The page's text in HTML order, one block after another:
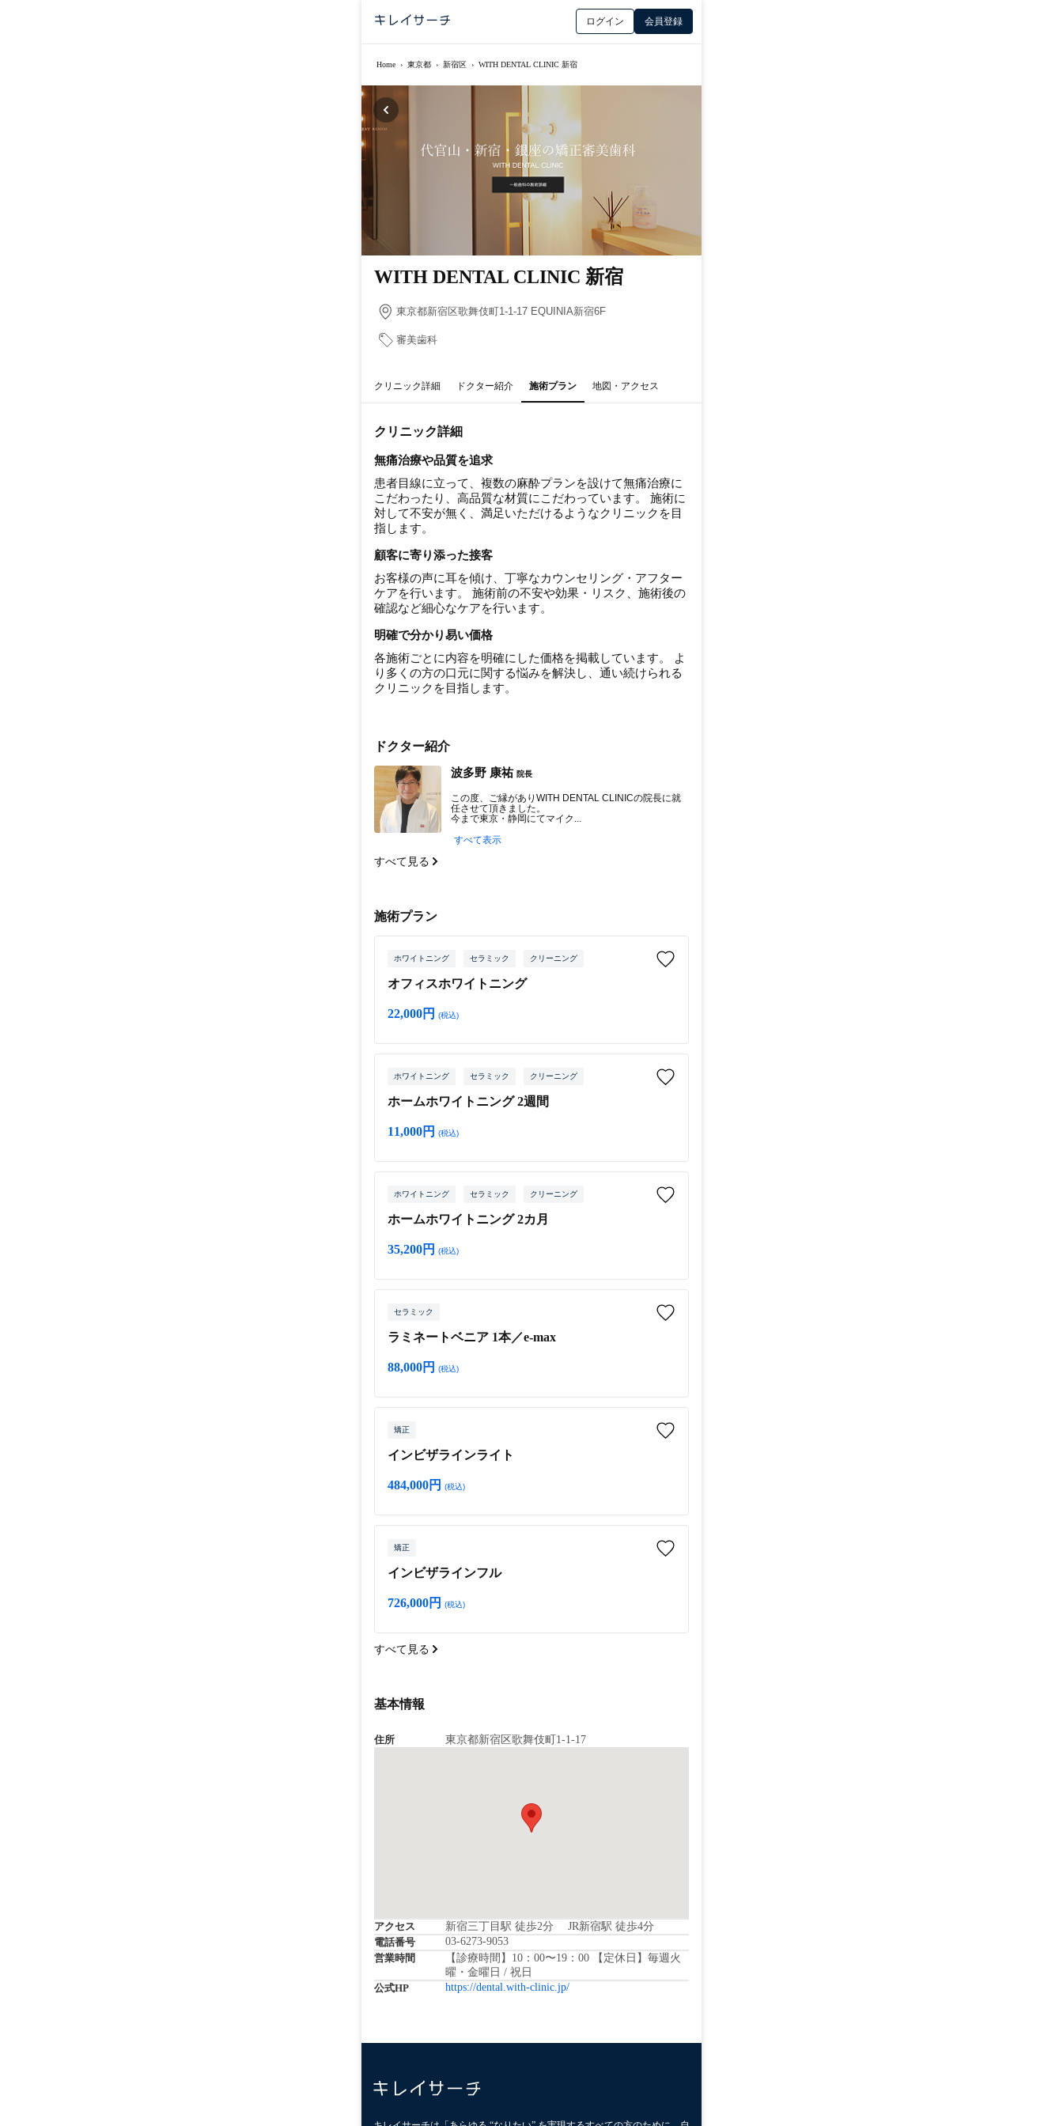
ログイン 会員登録
Home › 東京都 › 新宿区 › WITH DENTAL CLINIC 新宿
WITH DENTAL CLINIC 新宿
東京都新宿区歌舞伎町1-1-17 EQUINIA新宿6F
審美歯科
クリニック詳細 ドクター紹介 施術プラン 地図・アクセス
クリニック詳細
無痛治療や品質を追求
患者目線に立って、複数の麻酔プランを設けて無痛治療に
こだわったり、高品質な材質にこだわっています。 施術に
対して不安が無く、満足いただけるようなクリニックを目
指します。
顧客に寄り添った接客
お客様の声に耳を傾け、丁寧なカウンセリング・アフター
ケアを行います。 施術前の不安や効果・リスク、施術後の
確認など細心なケアを行います。
明確で分かり易い価格
各施術ごとに内容を明確にした価格を掲載しています。 よ
り多くの方の口元に関する悩みを解決し、通い続けられる
クリニックを目指します。
ドクター紹介
波多野 康祐 院長
この度、ご縁がありWITH DENTAL CLINICの院長に就
任させて頂きました。
今まで東京・静岡にてマイク...
すべて表示
すべて見る
施術プラン
ホワイトニング セラミック クリーニング
オフィスホワイトニング
22,000円 (税込)
ホワイトニング セラミック クリーニング
ホームホワイトニング 2週間
11,000円 (税込)
ホワイトニング セラミック クリーニング
ホームホワイトニング 2カ月
35,200円 (税込)
セラミック
ラミネートベニア 1本／e-max
88,000円 (税込)
矯正
インビザラインライト
484,000円 (税込)
矯正
インビザラインフル
726,000円 (税込)
すべて見る
基本情報
住所 東京都新宿区歌舞伎町1-1-17
アクセス
新宿三丁目駅 徒歩2分 JR新宿駅 徒歩4分
電話番号
03-6273-9053
営業時間
【診療時間】10：00〜19：00 【定休日】毎週火
曜・金曜日 / 祝日
公式HP
https://dental.with-clinic.jp/